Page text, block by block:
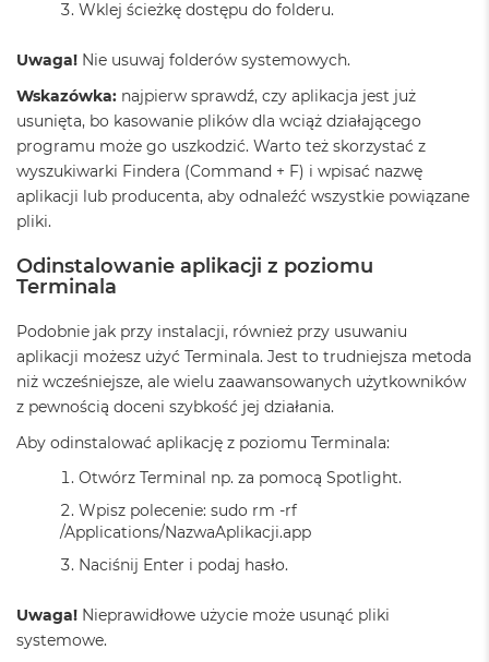
o
P
o
G
w
i
e
z
s
z
r
o
ś
ć
M
a
c
o
o
P
o
r
Wklej ścieżkę dostępu do folderu.
Uwaga! Nie usuwaj folderów systemowych.
Wskazówka: najpierw sprawdź, czy aplikacja jest już
usunięta, bo kasowanie plików dla wciąż działającego
programu może go uszkodzić. Warto też skorzystać z
wyszukiwarki Findera (Command + F) i wpisać nazwę
aplikacji lub producenta, aby odnaleźć wszystkie powiązane
pliki.
Odinstalowanie aplikacji z poziomu
Terminala
Podobnie jak przy instalacji, również przy usuwaniu
aplikacji możesz użyć Terminala. Jest to trudniejsza metoda
niż wcześniejsze, ale wielu zaawansowanych użytkowników
z pewnością doceni szybkość jej działania.
Aby odinstalować aplikację z poziomu Terminala:
Otwórz Terminal np. za pomocą Spotlight.
Wpisz polecenie: sudo rm -rf
/Applications/NazwaAplikacji.app
Naciśnij Enter i podaj hasło.
Uwaga! Nieprawidłowe użycie może usunąć pliki
systemowe.